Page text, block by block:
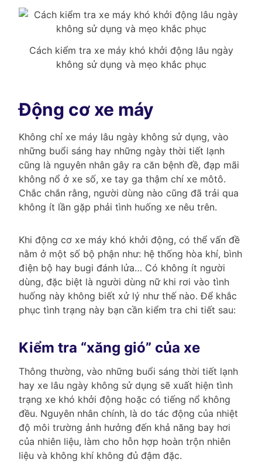
Cách kiểm tra xe máy khó khởi động lâu ngày
không sử dụng và mẹo khắc phục
Động cơ xe máy
Không chỉ xe máy lâu ngày không sử dụng, vào
những buổi sáng hay những ngày thời tiết lạnh
cũng là nguyên nhân gây ra căn bệnh đề, đạp mãi
không nổ ở xe số, xe tay ga thậm chí xe môtô.
Chắc chắn rằng, người dùng nào cũng đã trải qua
không ít lần gặp phải tình huống xe nêu trên.
Khi động cơ xe máy khó khởi động, có thể vấn đề
nằm ở một số bộ phận như: hệ thống hòa khí, bình
điện bộ hay bugi đánh lửa… Có không ít người
dùng, đặc biệt là người dùng nữ khi rơi vào tình
huống này không biết xử lý như thế nào. Để khắc
phục tình trạng này bạn cần kiểm tra chi tiết sau:
Kiểm tra “xăng gió” của xe
Thông thường, vào những buổi sáng thời tiết lạnh
hay xe lâu ngày không sử dụng sẽ xuất hiện tình
trạng xe khó khởi động hoặc có tiếng nổ không
đều. Nguyên nhân chính, là do tác động của nhiệt
độ môi trường ảnh hưởng đến khả năng bay hơi
của nhiên liệu, làm cho hỗn hợp hoàn trộn nhiên
liệu và không khí không đủ đậm đặc.